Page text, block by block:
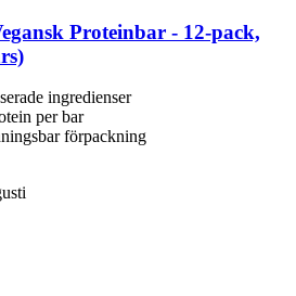
Proteinbar -​ 12-​pack,
ingredienser
per bar
förpackning